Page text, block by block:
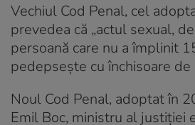
Vechiul Cod Penal, cel
prevedea că „actul sexual,
persoană care nu a împlinit
pedepsește cu închisoare de
Noul Cod Penal, adoptat în
Emil Boc, ministru al justiției